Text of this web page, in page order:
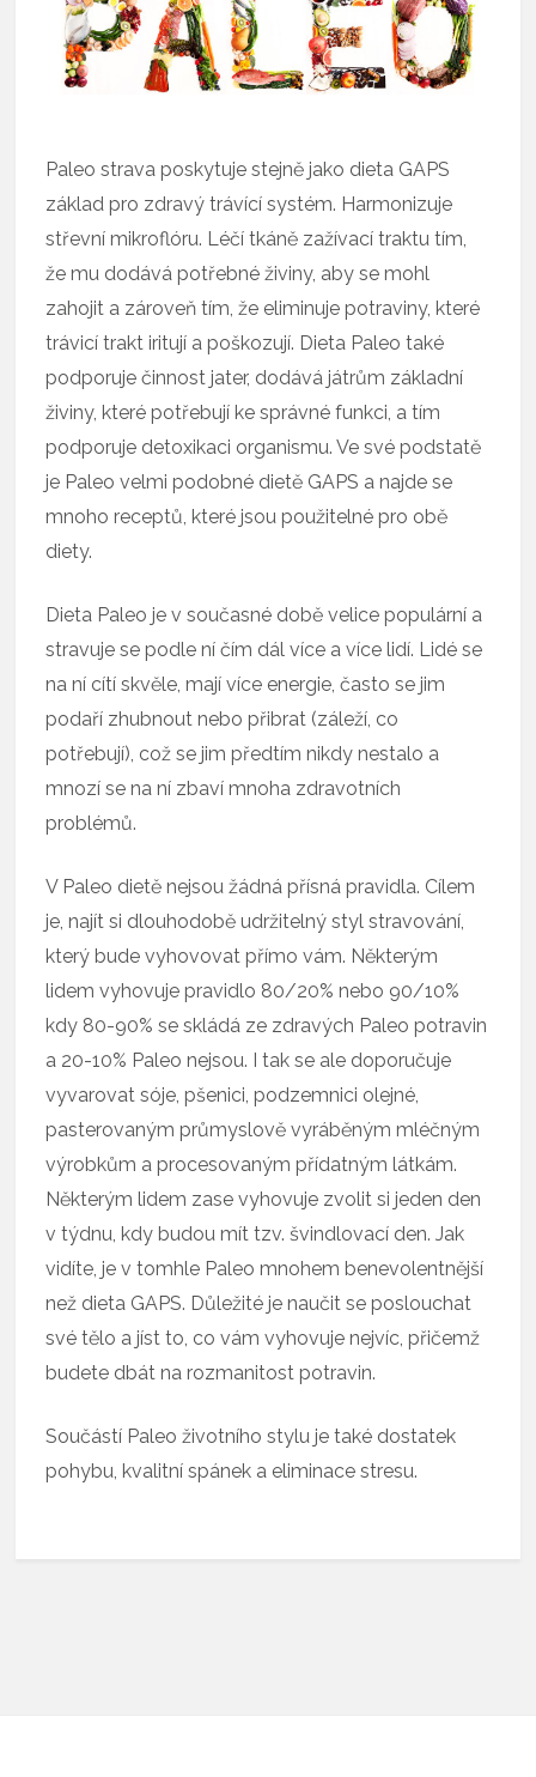
Paleo strava poskytuje stejně jako dieta GAPS
základ pro zdravý trávící systém. Harmonizuje
střevní mikroflóru. Léčí tkáně zažívací traktu tím,
že mu dodává potřebné živiny, aby se mohl
zahojit a zároveň tím, že eliminuje potraviny, které
trávicí trakt iritují a poškozují. Dieta Paleo také
podporuje činnost jater, dodává játrům základní
živiny, které potřebují ke správné funkci, a tím
podporuje detoxikaci organismu. Ve své podstatě
je Paleo velmi podobné dietě GAPS a najde se
mnoho receptů, které jsou použitelné pro obě
diety.
Dieta Paleo je v současné době velice populární a
stravuje se podle ní čím dál více a více lidí. Lidé se
na ní cítí skvěle, mají více energie, často se jim
podaří zhubnout nebo přibrat (záleží, co
potřebují), což se jim předtím nikdy nestalo a
mnozí se na ní zbaví mnoha zdravotních
problémů.
V Paleo dietě nejsou žádná přísná pravidla. Cílem
je, najít si dlouhodobě udržitelný styl stravování,
který bude vyhovovat přímo vám. Některým
lidem vyhovuje pravidlo 80/20% nebo 90/10%
kdy 80-90% se skládá ze zdravých Paleo potravin
a 20-10% Paleo nejsou. I tak se ale doporučuje
vyvarovat sóje, pšenici, podzemnici olejné,
pasterovaným průmyslově vyráběným mléčným
výrobkům a procesovaným přídatným látkám.
Některým lidem zase vyhovuje zvolit si jeden den
v týdnu, kdy budou mít tzv. švindlovací den. Jak
vidíte, je v tomhle Paleo mnohem benevolentnější
než dieta GAPS. Důležité je naučit se poslouchat
své tělo a jíst to, co vám vyhovuje nejvíc, přičemž
budete dbát na rozmanitost potravin.
Součástí Paleo životního stylu je také dostatek
pohybu, kvalitní spánek a eliminace stresu.